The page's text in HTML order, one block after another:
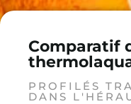
Comparatif
PROFILÉS
DANS